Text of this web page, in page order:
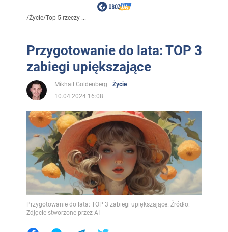
/Życie/Top 5 rzeczy ...
Przygotowanie do lata: TOP 3
zabiegi upiększające
Mikhail Goldenberg
Życie
10.04.2024 16:08
Przygotowanie do lata: TOP 3 zabiegi upiększające. Źródło:
Zdjęcie stworzone przez AI